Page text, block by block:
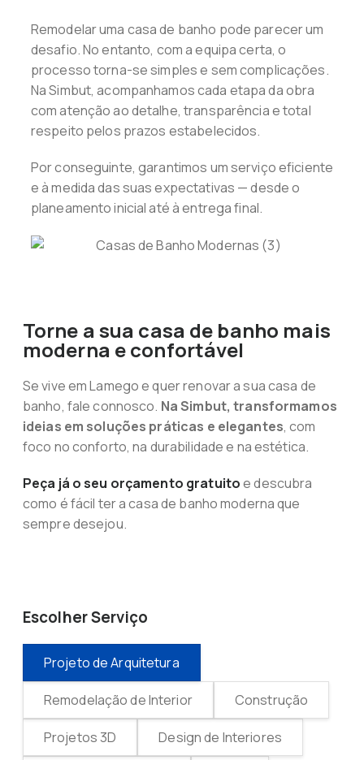
Remodelar uma casa de banho pode parecer um
desafio. No entanto, com a equipa certa, o
processo torna-se simples e sem complicações.
Na Simbut, acompanhamos cada etapa da obra
com atenção ao detalhe, transparência e total
respeito pelos prazos estabelecidos.
Por conseguinte, garantimos um serviço eficiente
e à medida das suas expectativas — desde o
planeamento inicial até à entrega final.
Torne a sua casa de banho mais
moderna e confortável
Se vive em Lamego e quer renovar a sua casa de
banho, fale connosco. Na Simbut, transformamos
ideias em soluções práticas e elegantes, com
foco no conforto, na durabilidade e na estética.
Peça já o seu orçamento gratuitoe descubra
como é fácil ter a casa de banho moderna que
sempre desejou.
Escolher Serviço
Projeto de Arquitetura
Remodelação de Interior Construção
Projetos 3D Design de Interiores